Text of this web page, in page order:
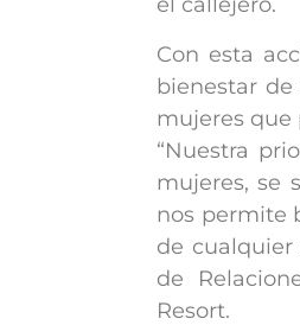
Con esta
bienestar
mujeres que
“Nuestra
mujeres, se
nos permite
de cualquier
de
Resort.